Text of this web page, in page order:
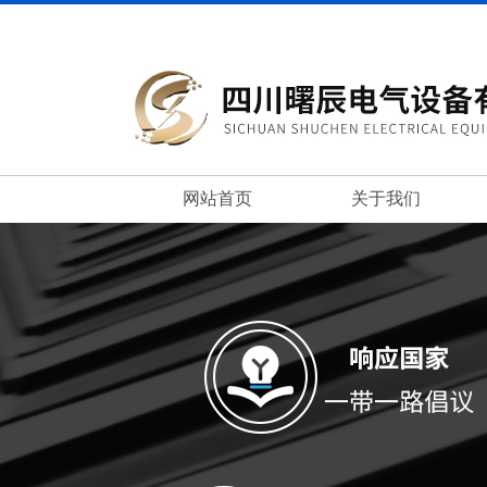
网站首页 关于我们